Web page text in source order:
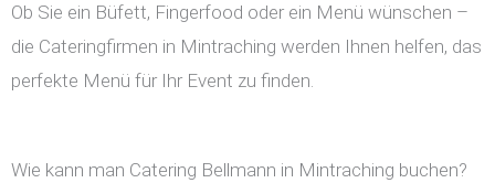
Ob Sie ein Büfett, Fingerfood oder ein Menü wünschen –
die Cateringfirmen in Mintraching werden Ihnen helfen, das
perfekte Menü für Ihr Event zu finden.
Wie kann man Catering Bellmann in Mintraching buchen?